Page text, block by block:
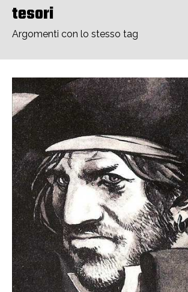
tesori
Argomenti con lo stesso tag